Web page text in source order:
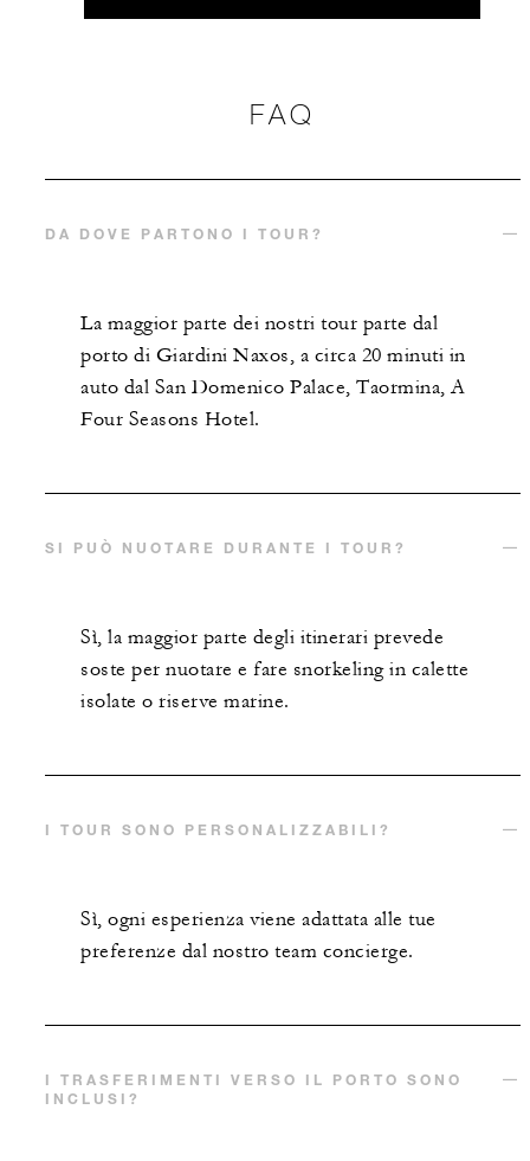
FAQ
DA DOVE PARTONO I TOUR?
La maggior parte dei nostri tour parte dal
porto di Giardini Naxos, a circa 20 minuti in
auto dal San Domenico Palace, Taormina, A
Four Seasons Hotel.
SI PUÒ NUOTARE DURANTE I TOUR?
Sì, la maggior parte degli itinerari prevede
soste per nuotare e fare snorkeling in calette
isolate o riserve marine.
I TOUR SONO PERSONALIZZABILI?
Sì, ogni esperienza viene adattata alle tue
preferenze dal nostro team concierge.
I TRASFERIMENTI VERSO IL PORTO SONO
INCLUSI?